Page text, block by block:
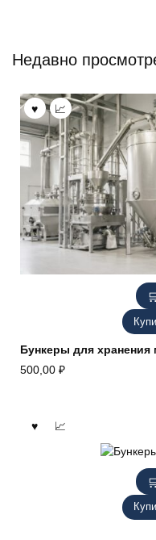
Недавно
Бункеры для хранения
500,00 ₽